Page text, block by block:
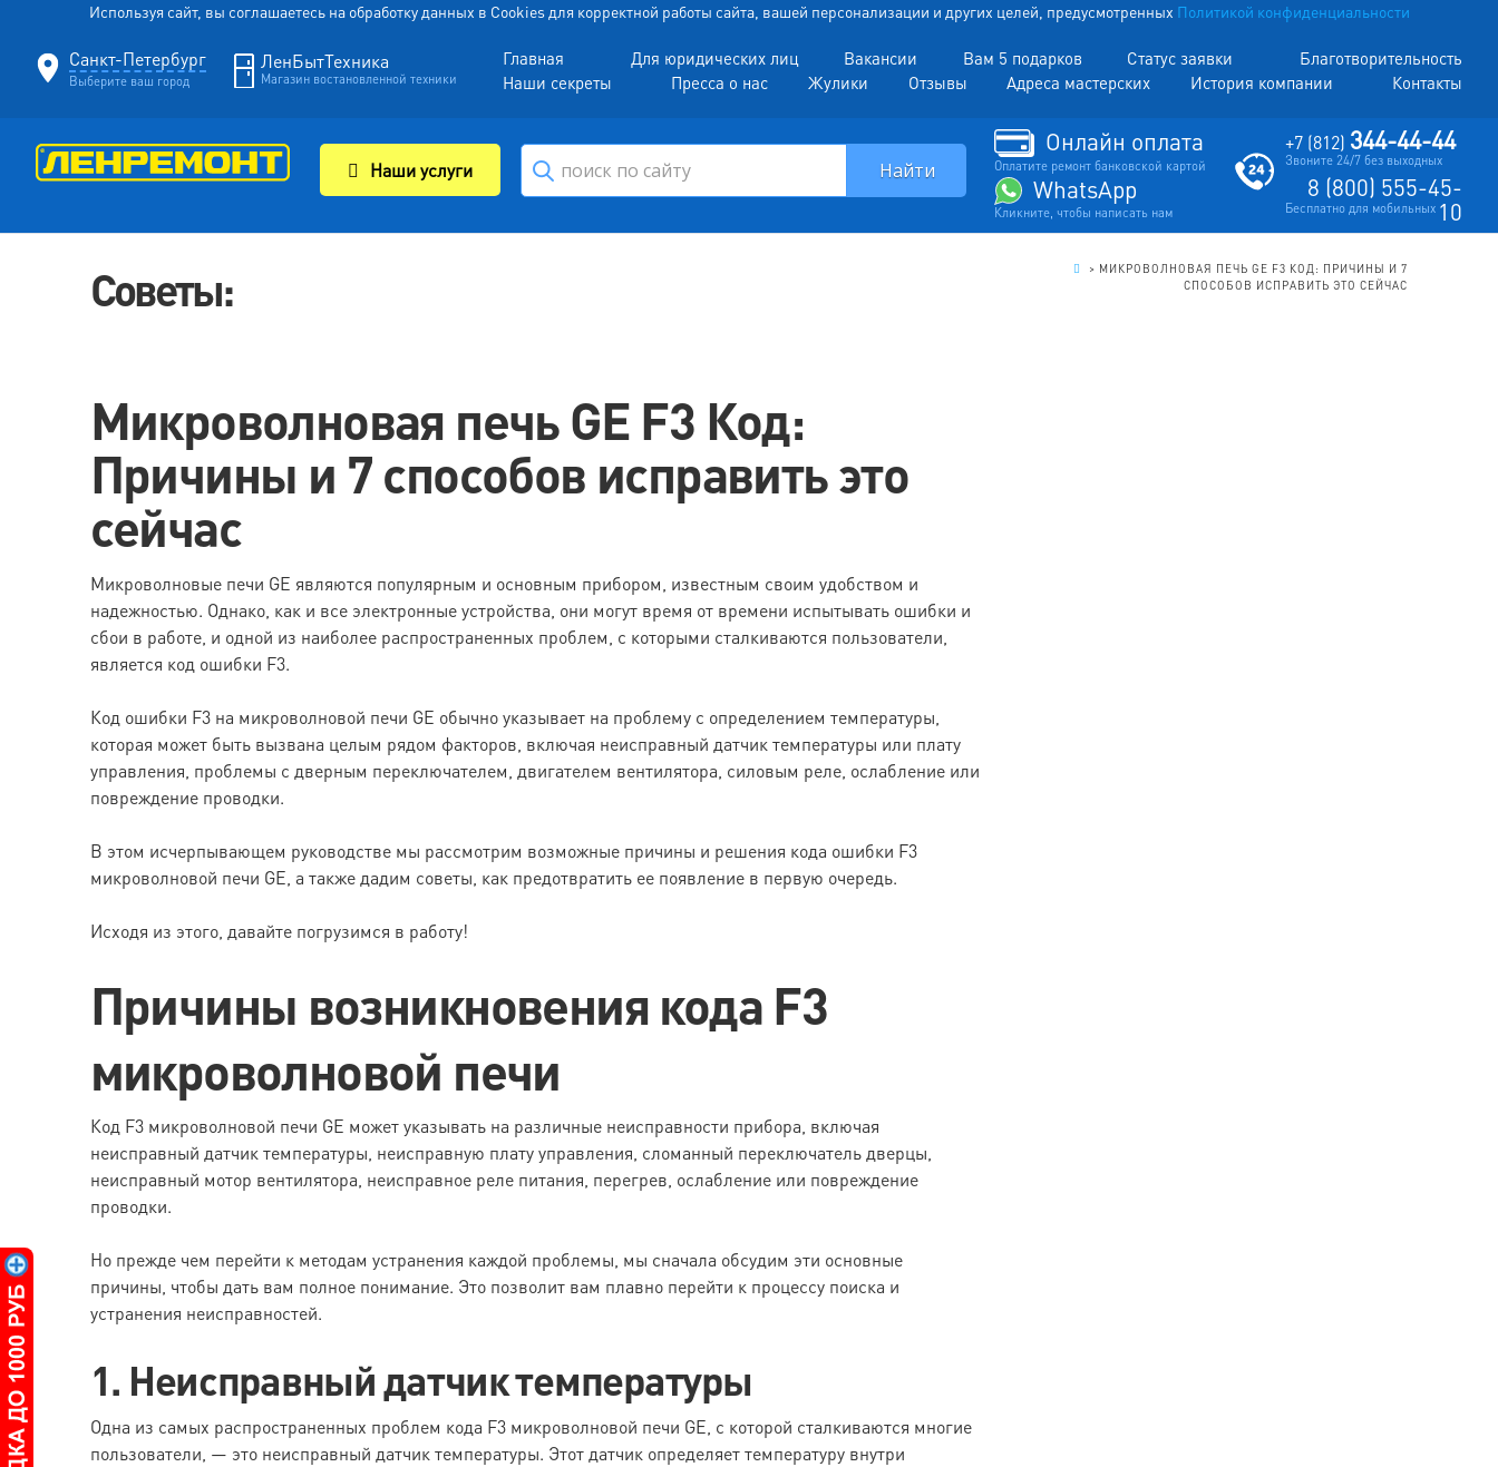
Используя сайт, вы соглашаетесь на обработку данных в Cookies для корректной работы сайта, вашей персонализации и других целей, предусмотренных Политикой конфиденциальности
Санкт-Петербург
Выберите ваш город
ЛенБытТехника
Магазин востановленной техники
Главная Для юридических лиц Вакансии Вам 5 подарков Статус заявки
Благотворительность
Наши секреты
Пресса о нас Жулики Отзывы Адреса мастерских История компании Контакты
Наши услуги
Онлайн оплата
Оплатите ремонт банковской картой
WhatsApp
Кликните, чтобы написать нам
+7 (812) 344-44-44
Звоните 24/7 без выходных
8 (800) 555-45-
10
Бесплатно для мобильных
Советы: > МИКРОВОЛНОВАЯ ПЕЧЬ GE F3 КОД: ПРИЧИНЫ И 7
СПОСОБОВ ИСПРАВИТЬ ЭТО СЕЙЧАС
Микроволновая печь GE F3 Код:
Причины и 7 способов исправить это
сейчас
Микроволновые печи GE являются популярным и основным прибором, известным своим удобством и
надежностью. Однако, как и все электронные устройства, они могут время от времени испытывать ошибки и
сбои в работе, и одной из наиболее распространенных проблем, с которыми сталкиваются пользователи,
является код ошибки F3.
Код ошибки F3 на микроволновой печи GE обычно указывает на проблему с определением температуры,
которая может быть вызвана целым рядом факторов, включая неисправный датчик температуры или плату
управления, проблемы с дверным переключателем, двигателем вентилятора, силовым реле, ослабление или
повреждение проводки.
В этом исчерпывающем руководстве мы рассмотрим возможные причины и решения кода ошибки F3
микроволновой печи GE, а также дадим советы, как предотвратить ее появление в первую очередь.
Исходя из этого, давайте погрузимся в работу!
Причины возникновения кода F3
микроволновой печи
Код F3 микроволновой печи GE может указывать на различные неисправности прибора, включая
неисправный датчик температуры, неисправную плату управления, сломанный переключатель дверцы,
неисправный мотор вентилятора, неисправное реле питания, перегрев, ослабление или повреждение
проводки.
Но прежде чем перейти к методам устранения каждой проблемы, мы сначала обсудим эти основные
причины, чтобы дать вам полное понимание. Это позволит вам плавно перейти к процессу поиска и
устранения неисправностей.
1. Неисправный датчик температуры
Одна из самых распространенных проблем кода F3 микроволновой печи GE, с которой сталкиваются многие
пользователи, — это неисправный датчик температуры. Этот датчик определяет температуру внутри